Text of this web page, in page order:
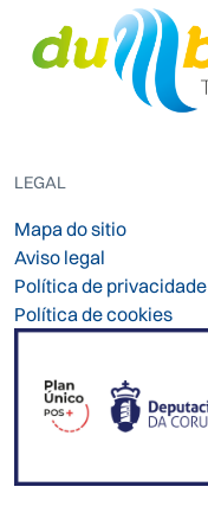
LEGAL
Mapa do sitio
Aviso legal
Política de privacidade
Política de cookies